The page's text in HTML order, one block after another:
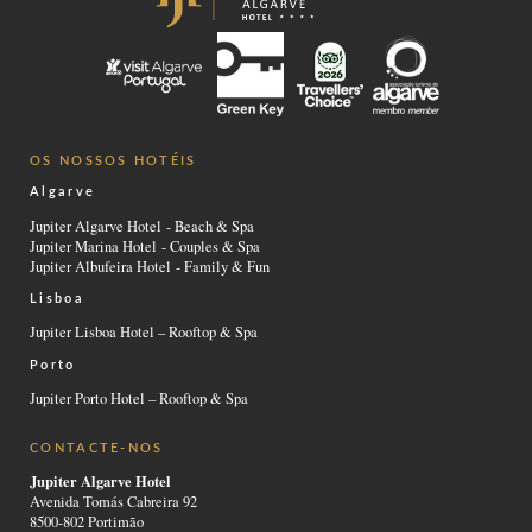
OS NOSSOS HOTÉIS
Algarve
Jupiter Algarve Hotel - Beach & Spa
Jupiter Marina Hotel - Couples & Spa
Jupiter Albufeira Hotel - Family & Fun
Lisboa
Jupiter Lisboa Hotel – Rooftop & Spa
Porto
Jupiter Porto Hotel – Rooftop & Spa
CONTACTE-NOS
Jupiter Algarve Hotel
Avenida Tomás Cabreira 92
8500-802 Portimão